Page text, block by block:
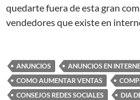
quedarte fuera de esta gran
vendedores que existe en
ANUNCIOS ANUNCIOS EN
COMO AUMENTAR VENTAS
CONSEJOS REDES SOCIALES
DIA